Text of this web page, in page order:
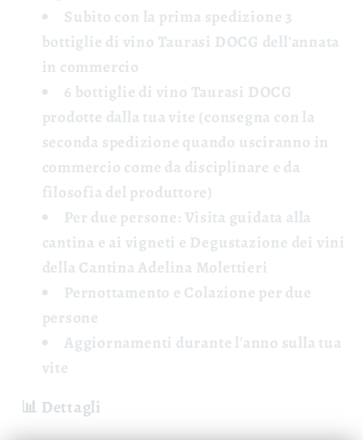
Subito con la prima spedizione 3
bottiglie di vino Taurasi DOCG dell'annata
in commercio
6 bottiglie di vino Taurasi DOCG
prodotte dalla tua vite (consegna con la
seconda spedizione quando usciranno in
commercio come da disciplinare e da
filosofia del produttore)
Per due persone: Visita guidata alla
cantina e ai vigneti e Degustazione dei vini
della Cantina Adelina Molettieri
Pernottamento e Colazione per due
persone
Aggiornamenti durante l'anno sulla tua
vite
📊 Dettagli